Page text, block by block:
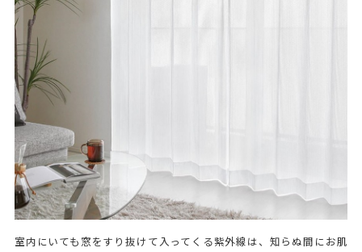
室内にいても窓をすり抜けて入ってくる紫外線は、知らぬ間にお肌